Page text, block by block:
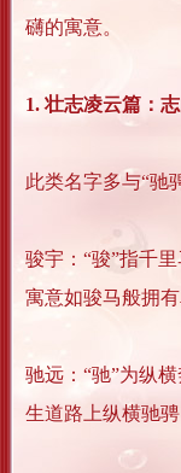
礴的寓意。
1. 壮志凌云篇：
此类名字多与“驰
骏宇：“骏”指千
寓意如骏马般拥
驰远：“驰”为纵
生道路上纵横驰骋